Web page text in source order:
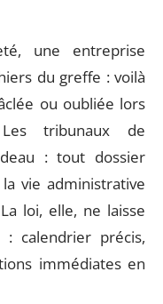
une entreprise
du greffe : voilà
ou oubliée lors
Les tribunaux de
: tout dossier
vie administrative
loi, elle, ne laisse
calendrier précis,
immédiates en